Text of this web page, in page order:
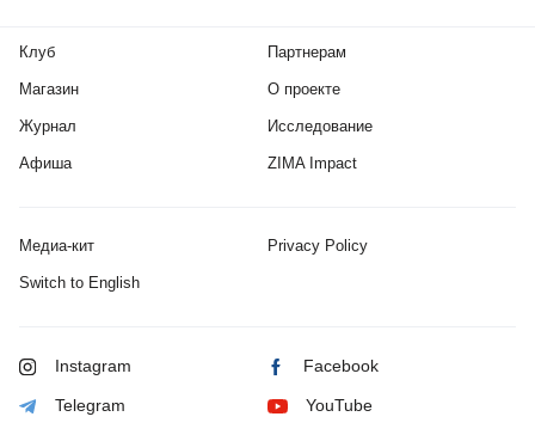
Клуб
Магазин
Журнал
Афиша
Партнерам
О проекте
Исследование
ZIMA Impact
Медиа-кит Privacy Policy
Switch to English
Instagram Facebook
Telegram YouTube